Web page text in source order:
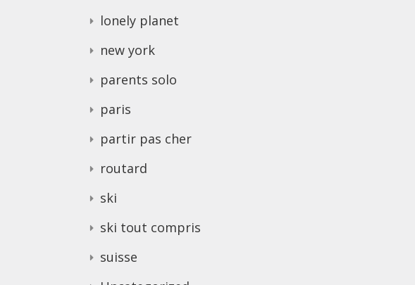
lonely planet
new york
parents solo
paris
partir pas cher
routard
ski
ski tout compris
suisse